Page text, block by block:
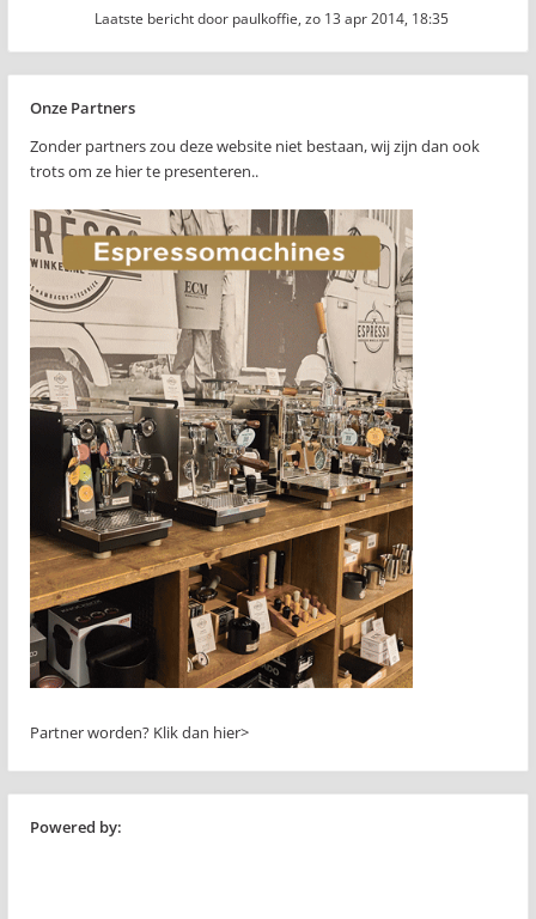
Laatste bericht door paulkoffie, zo 13 apr 2014, 18:35
Onze Partners
Zonder partners zou deze website niet bestaan, wij zijn dan ook
trots om ze hier te presenteren..
Partner worden? Klik dan hier>
Powered by: